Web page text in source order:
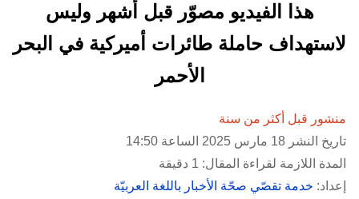
هذا الفيديو مصوّر قبل أشهر وليس
لاستهداف حاملة طائرات أميركية في البحر
الأحمر
منشور قبل أكثر من سنة
تاريخ النشر 18 مارس 2025 الساعة 14:50
المدة اللازمة لقراءة المقال: 1 دقيقة
إعداد: خدمة تقصّي صحّة الأخبار باللغة العربيّة